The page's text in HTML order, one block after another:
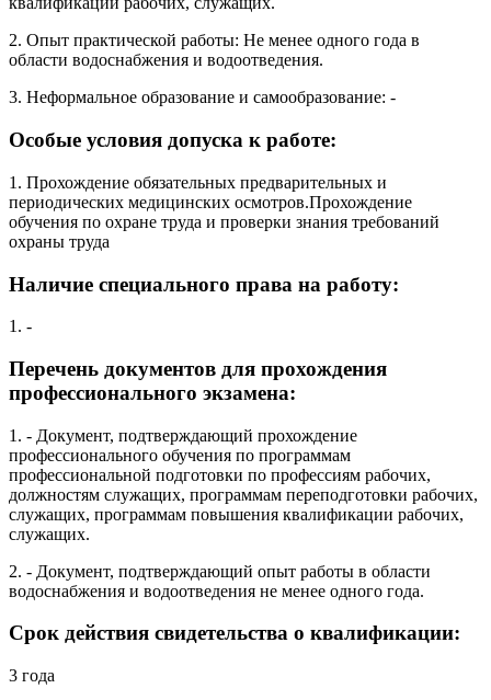
2. Опыт практической работы: Не менее одного года в
области водоснабжения и водоотведения.
3. Неформальное образование и самообразование: -
Особые условия допуска к работе:
1. Прохождение обязательных предварительных и
периодических медицинских осмотров.Прохождение
обучения по охране труда и проверки знания требований
охраны труда
Наличие специального права на работу:
1. -
Перечень документов для прохождения
профессионального экзамена:
1. - Документ, подтверждающий прохождение
профессионального обучения по программам
профессиональной подготовки по профессиям рабочих,
должностям служащих, программам переподготовки рабочих,
служащих, программам повышения квалификации рабочих,
служащих.
2. - Документ, подтверждающий опыт работы в области
водоснабжения и водоотведения не менее одного года.
Срок действия свидетельства о квалификации:
3 года